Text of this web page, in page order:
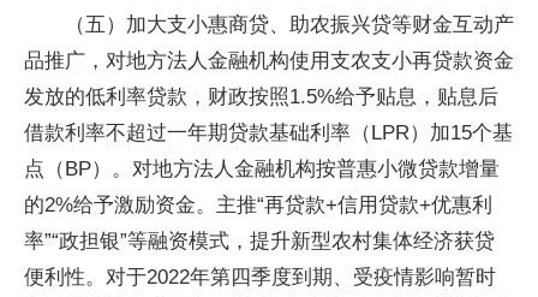
（五）加大支小惠商贷、助农振兴贷等财金互动产
品推广，对地方法人金融机构使用支农支小再贷款资金
发放的低利率贷款，财政按照1.5%给予贴息，贴息后
借款利率不超过一年期贷款基础利率（LPR）加15个基
点（BP）。对地方法人金融机构按普惠小微贷款增量
的2%给予激励资金。主推“再贷款+信用贷款+优惠利
率”“政担银”等融资模式，提升新型农村集体经济获贷
便利性。对于2022年第四季度到期、受疫情影响暂时